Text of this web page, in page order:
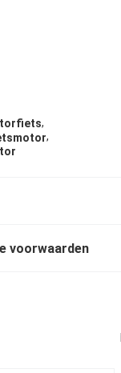
,
,
voorwaarden